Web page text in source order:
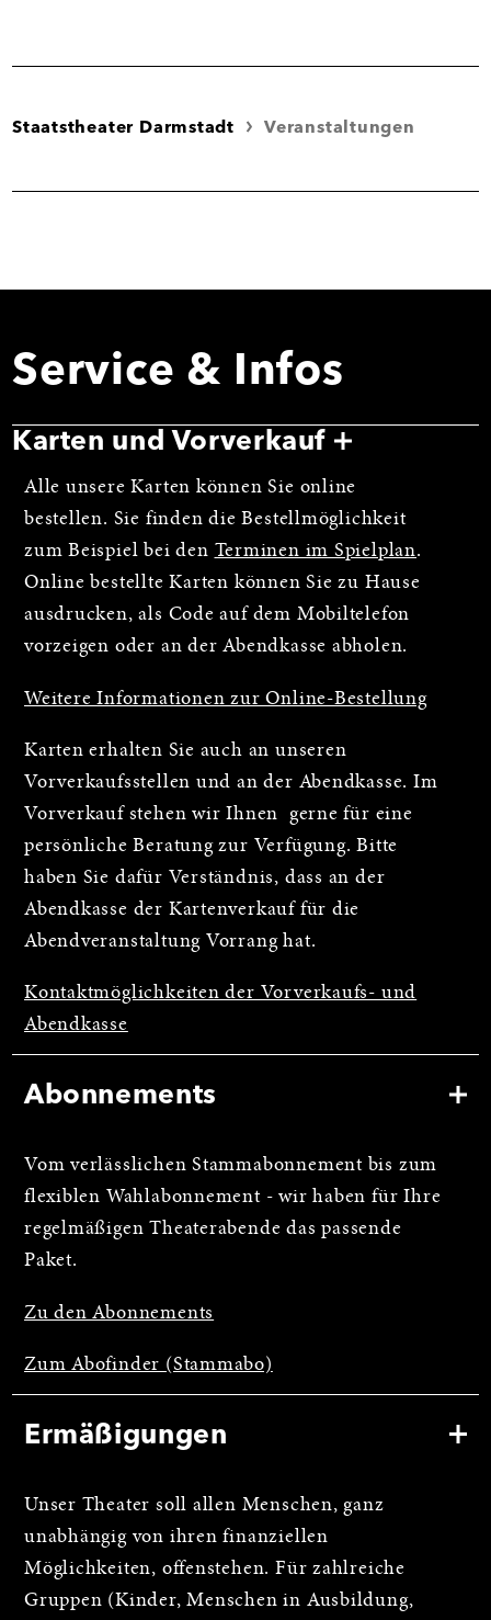
Staatstheater Darmstadt Veranstaltungen
Service & Infos
Karten und Vorverkauf
Alle unsere Karten können Sie online
bestellen. Sie finden die Bestellmöglichkeit
zum Beispiel bei den Terminen im Spielplan.
Online bestellte Karten können Sie zu Hause
ausdrucken, als Code auf dem Mobiltelefon
vorzeigen oder an der Abendkasse abholen.
Weitere Informationen zur Online-Bestellung
Karten erhalten Sie auch an unseren
Vorverkaufsstellen und an der Abendkasse. Im
Vorverkauf stehen wir Ihnen gerne für eine
persönliche Beratung zur Verfügung. Bitte
haben Sie dafür Verständnis, dass an der
Abendkasse der Kartenverkauf für die
Abendveranstaltung Vorrang hat.
Kontaktmöglichkeiten der Vorverkaufs- und
Abendkasse
Abonnements
Vom verlässlichen Stammabonnement bis zum
flexiblen Wahlabonnement - wir haben für Ihre
regelmäßigen Theaterabende das passende
Paket.
Zu den Abonnements
Zum Abofinder (Stammabo)
Ermäßigungen
Unser Theater soll allen Menschen, ganz
unabhängig von ihren finanziellen
Möglichkeiten, offenstehen. Für zahlreiche
Gruppen (Kinder, Menschen in Ausbildung,